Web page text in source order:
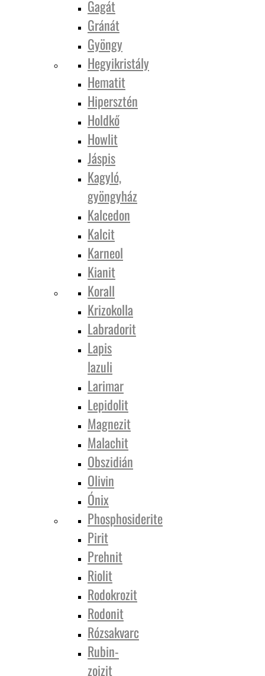
Gagát
Gránát
Gyöngy
Hegyikristály
Hematit
Hipersztén
Holdkő
Howlit
Jáspis
Kagyló,
gyöngyház
Kalcedon
Kalcit
Karneol
Kianit
Korall
Krizokolla
Labradorit
Lapis
lazuli
Larimar
Lepidolit
Magnezit
Malachit
Obszidián
Olivin
Ónix
Phosphosiderite
Pirit
Prehnit
Riolit
Rodokrozit
Rodonit
Rózsakvarc
Rubin-
zoizit